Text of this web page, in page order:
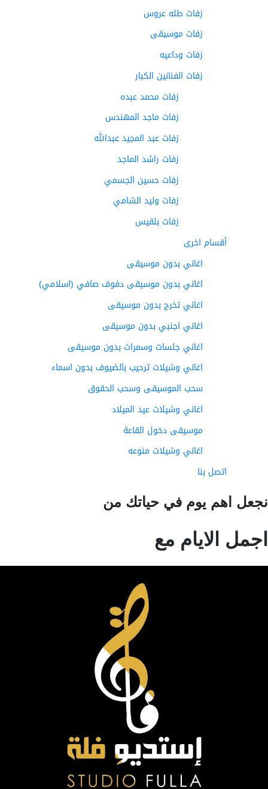
زفات طله عروس
زفات موسيقى
زفات وداعيه
زفات الفنانين الكبار
زفات محمد عبده
زفات ماجد المهندس
زفات عبد المجيد عبدالله
زفات راشد الماجد
زفات حسين الجسمي
زفات وليد الشامي
زفات بلقيس
أقسام اخرى
اغاني بدون موسيقى
اغاني بدون موسيقى دفوف صافي (اسلامي)
اغاني تخرج بدون موسيقى
اغاني اجنبي بدون موسيقى
اغاني جلسات وسمرات بدون موسيقى
اغاني وشيلات ترحيب بالضيوف بدون اسماء
سحب الموسيقى وسحب الحقوق
اغاني وشيلات عيد الميلاد
موسيقى دخول القاعة
اغاني وشيلات منوعه
اتصل بنا
اهم يوم في حياتك من
الايام مع